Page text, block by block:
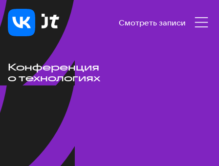
Смотреть записи
Конференция
о технологиях